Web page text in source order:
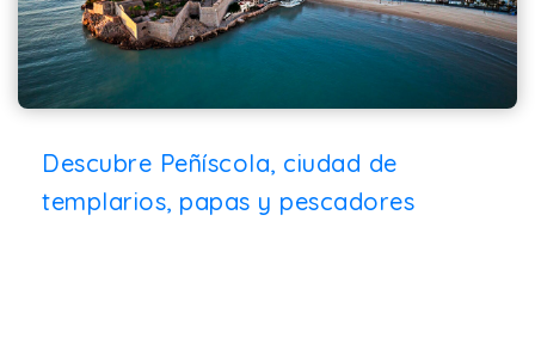
Descubre Peñíscola, ciudad de
templarios, papas y pescadores